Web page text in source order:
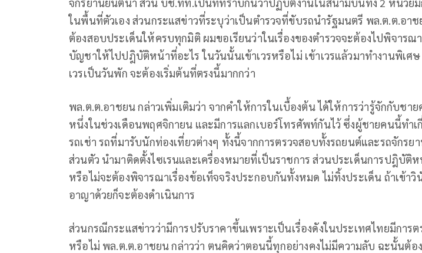
ในพื้นที่ตัวเอง ส่วนกระแสข่าวที่ระบุว่าเป็นตำรวจที่ขับรถนำรัฐมนตรี พล.ต.ต.อาช
ต้องสอบประเด็นให้ครบทุกมิติ ผมขอเรียนว่าในเรื่องของตำรวจจะต้องไปพิจารณ
บัญชาให้ไปปฎิบัติหน้าที่อะไร ในวันนั้นเข้าเวรหรือไม่ เข้าเวรแล้วมาทำงานพิเศษ
เวรเป็นวันพัก จะต้องเริ่มต้นที่ตรงนี้มากกว่า
พล.ต.ต.อาชยน กล่าวเพิ่มเติมว่า จากคำให้การในเบื้องต้น ได้ให้การว่ารู้จักกับชา
หนึ่งในช่วงเดือนพฤศจิกายน และมีการแลกเบอร์โทรศัพท์กันไว้ ซึ่งผู้ชายคนนี้ทำเ
รถเช่า รถที่มารับนักท่องเที่ยวต่างๆ ทั้งนี้จากการตรวจสอบทั้งรถยนต์และรถจักรย
ส่วนตัว นำมาติดตั้งไซเรนและเครื่องหมายที่เป็นราชการ ส่วนประเด็นการปฎิบัติ
หรือไม่จะต้องพิจารณาเรื่องข้อเท็จจริงประกอบกันทั้งหมด ไม่ทิ้งประเด็น ถ้าเข้าวิ
อาญาด้วยก็จะต้องดำเนินการ
ส่วนกรณีกระแสข่าวว่ามีการปรับราคาขึ้นเพราะเป็นเรื่องดังในประเทศไทยมีการ
หรือไม่ พล.ต.ต.อาชยน กล่าวว่า ตนคิดว่าตอนนี้ทุกอย่างคงไม่มีความลับ ฉะนั้นต้อ